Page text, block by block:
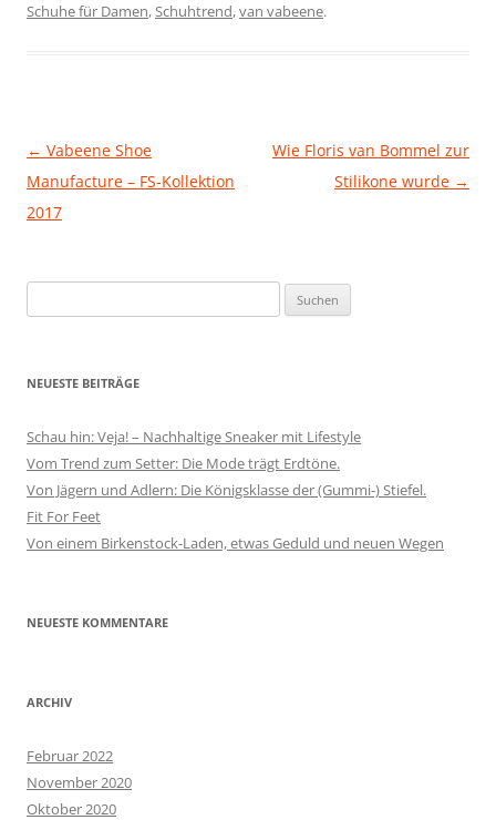
Schuhe für Damen,Schuhtrend,van vabeene.
Beitragsnavigation
← Vabeene Shoe
Manufacture – FS-Kollektion
2017
Wie Floris van Bommel zur
Stilikone wurde →
nach:
NEUESTE BEITRÄGE
Schau hin: Veja! – Nachhaltige Sneaker mit Lifestyle
Vom Trend zum Setter: Die Mode trägt Erdtöne.
Von Jägern und Adlern: Die Königsklasse der (Gummi-) Stiefel.
Fit For Feet
Von einem Birkenstock-Laden, etwas Geduld und neuen Wegen
NEUESTE KOMMENTARE
ARCHIV
Februar 2022
November 2020
Oktober 2020